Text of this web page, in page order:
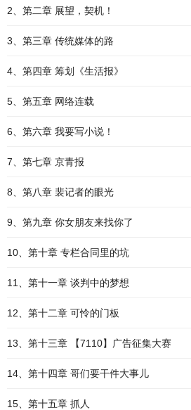
2、第二章 展望，契机！
3、第三章 传统媒体的路
4、第四章 筹划《生活报》
5、第五章 网络连载
6、第六章 我要写小说！
7、第七章 京青报
8、第八章 裴记者的眼光
9、第九章 你女朋友来找你了
10、第十章 专栏合同里的坑
11、第十一章 谈判中的梦想
12、第十二章 可怜的门板
13、第十三章 【7110】广告征集大赛
14、第十四章 哥们要干件大事儿
15、第十五章 抓人